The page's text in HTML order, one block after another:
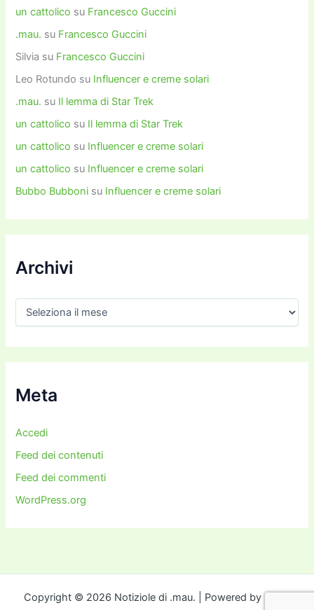
un cattolico su Francesco Guccini
.mau. su Francesco Guccini
Silvia su Francesco Guccini
Leo Rotundo su Influencer e creme solari
.mau. su Il lemma di Star Trek
un cattolico su Il lemma di Star Trek
un cattolico su Influencer e creme solari
un cattolico su Influencer e creme solari
Bubbo Bubboni su Influencer e creme solari
Archivi
h
i
iMeta
Accedi
Feed dei contenuti
Feed dei commenti
WordPress.org
Copyright © 2026 Notiziole di .mau. | Powered by Tema